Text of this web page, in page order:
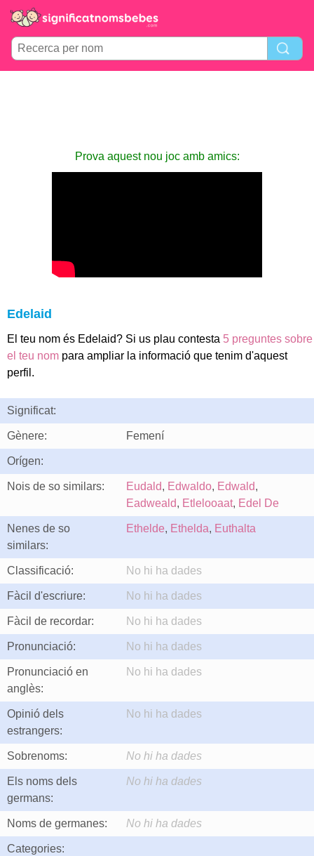
Prova aquest nou joc amb amics:
Edelaid
El teu nom és Edelaid? Si us plau contesta 5 preguntes sobre
el teu nom para ampliar la informació que tenim d'aquest
perfil.
Significat:
Gènere: Femení
Orígen:
Nois de so similars: Eudald, Edwaldo, Edwald,
Eadweald, Etlelooaat, Edel De
Nenes de so
similars:
Ethelde, Ethelda, Euthalta
Classificació: No hi ha dades
Fàcil d'escriure: No hi ha dades
Fàcil de recordar: No hi ha dades
Pronunciació: No hi ha dades
Pronunciació en
anglès:
No hi ha dades
Opinió dels
estrangers:
No hi ha dades
Sobrenoms: No hi ha dades
Els noms dels
germans:
No hi ha dades
Noms de germanes: No hi ha dades
Categories: